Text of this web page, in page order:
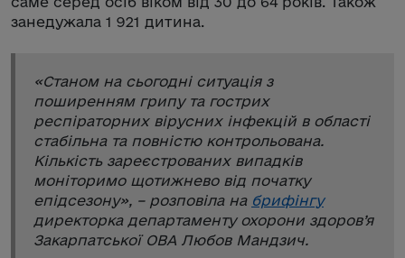
занедужала 1 921 дитина.
«Станом на сьогодні ситуація з
поширенням грипу та гострих
респіраторних вірусних інфекцій в області
стабільна та повністю контрольована.
Кількість зареєстрованих випадків
моніторимо щотижнево від початку
епідсезону», – розповіла на брифінгу
директорка департаменту охорони здоров’я
Закарпатської ОВА Любов Мандзич.